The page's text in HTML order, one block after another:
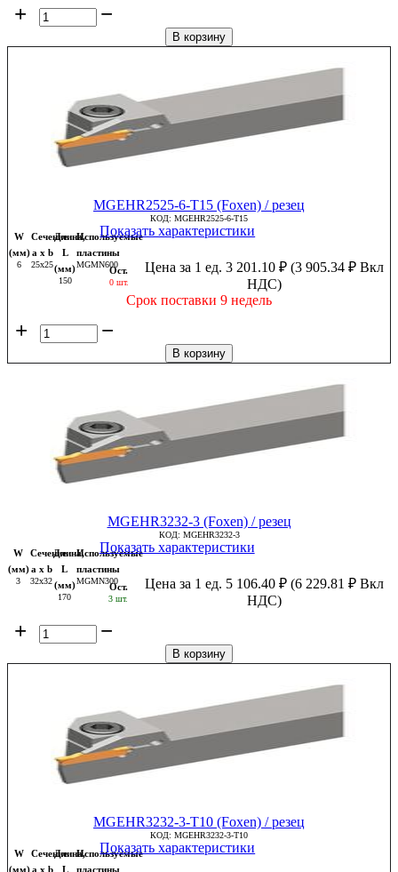
+ −
В корзину
MGEHR2525-6-T15 (Foxen) / резец
КОД: MGEHR2525-6-T15
W
(мм)
6
Сечение
a x b
25x25
Длина,
L
(мм)
150
Используемые
пластины
MGMN600
Показать характеристики
Ост.
0 шт.
Цена за 1 ед. 3 201.10 ₽ (3 905.34 ₽Вкл
НДС)
Срок поставки 9 недель
+ −
В корзину
MGEHR3232-3 (Foxen) / резец
КОД: MGEHR3232-3
W
(мм)
3
Сечение
a x b
32x32
Длина,
L
(мм)
170
Используемые
пластины
MGMN300
Показать характеристики
Ост.
3 шт.
Цена за 1 ед. 5 106.40 ₽ (6 229.81 ₽Вкл
НДС)
+ −
В корзину
MGEHR3232-3-T10 (Foxen) / резец
КОД: MGEHR3232-3-T10
W
(мм)
Сечение
a x b
Длина,
L
Используемые
пластины
Показать характеристики